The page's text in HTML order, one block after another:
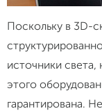
Поскольку в 3D-
источники света,
этого
гарантирована.